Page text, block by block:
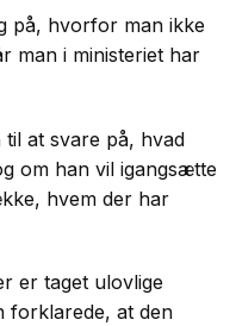
på, hvorfor man ikke
man i ministeriet har
til at svare på, hvad
om han vil igangsætte
hvem der har
er taget ulovlige
forklarede, at den